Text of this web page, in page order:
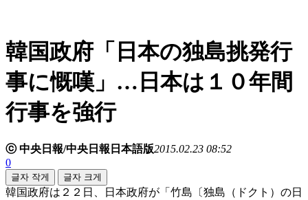
韓国政府「日本の独島挑発行
事に慨嘆」…日本は１０年間
行事を強行
ⓒ 中央日報/中央日報日本語版2015.02.23 08:52
0
글자 작게 글자 크게
韓国政府は２２日、日本政府が「竹島〔独島（ドクト）の日